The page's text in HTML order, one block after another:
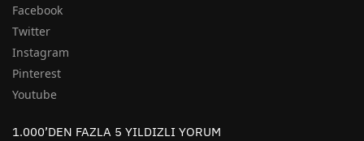
Facebook
Twitter
Instagram
Pinterest
Youtube
1.000’DEN FAZLA 5 YILDIZLI YORUM